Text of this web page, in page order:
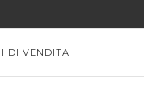
DI VENDITA